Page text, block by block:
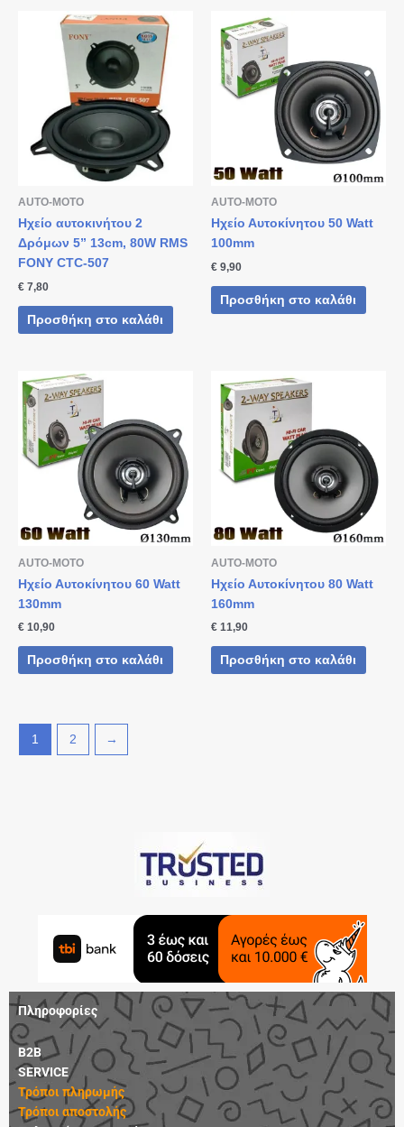
AUTO-MOTO
Ηχείο αυτοκινήτου 2
Δρόμων 5” 13cm, 80W RMS
FONY CTC-507
€ 7,80
Προσθήκη στο καλάθι
AUTO-MOTO
Ηχείο Αυτοκίνητου 50 Watt
100mm
€ 9,90
Προσθήκη στο καλάθι
AUTO-MOTO
Ηχείο Αυτοκίνητου 60 Watt
130mm
€ 10,90
Προσθήκη στο καλάθι
AUTO-MOTO
Ηχείο Αυτοκίνητου 80 Watt
160mm
€ 11,90
Προσθήκη στο καλάθι
1 2 →
Πληροφορίες
B2B
SERVICE
Τρόποι πληρωμής
Τρόποι αποστολής